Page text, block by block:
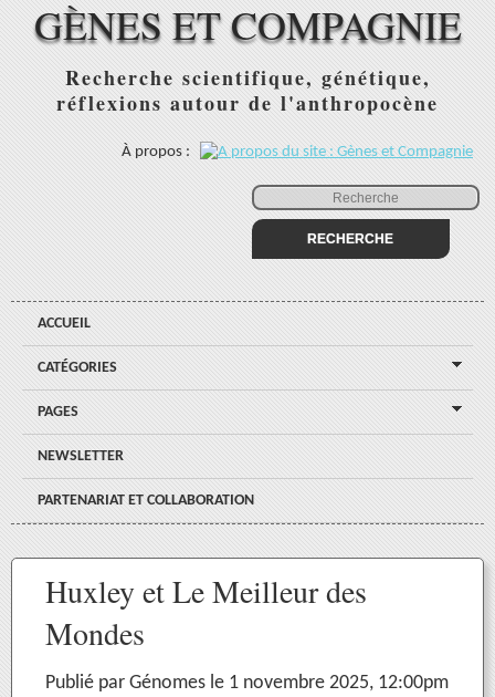
GÈNES ET COMPAGNIE
Recherche scientifique, génétique,
réflexions autour de l'anthropocène
À propos :
ACCUEIL
CATÉGORIES
PAGES
NEWSLETTER
PARTENARIAT ET COLLABORATION
Huxley et Le Meilleur des
Mondes
Publié par Génomes le 1 novembre 2025, 12:00pm